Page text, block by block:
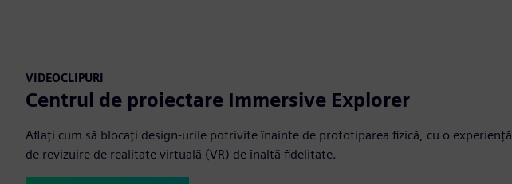
VIDEOCLIPURI
Centrul de proiectare Immersive Explorer
Aflați cum să blocați design-urile potrivite înainte de prototiparea fizică, cu o experiență
de revizuire de realitate virtuală (VR) de înaltă fidelitate.